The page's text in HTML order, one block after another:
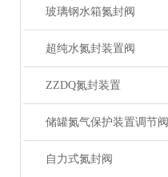
玻璃钢水箱氮封阀
超纯水氮封装置阀
ZZDQ氮封装置
储罐氮气保护装置调节阀
自力式氮封阀